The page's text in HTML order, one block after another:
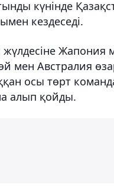
күнінде
кездеседі.
жүлдесіне
мен Австралия
осы төрт
алып қойды.